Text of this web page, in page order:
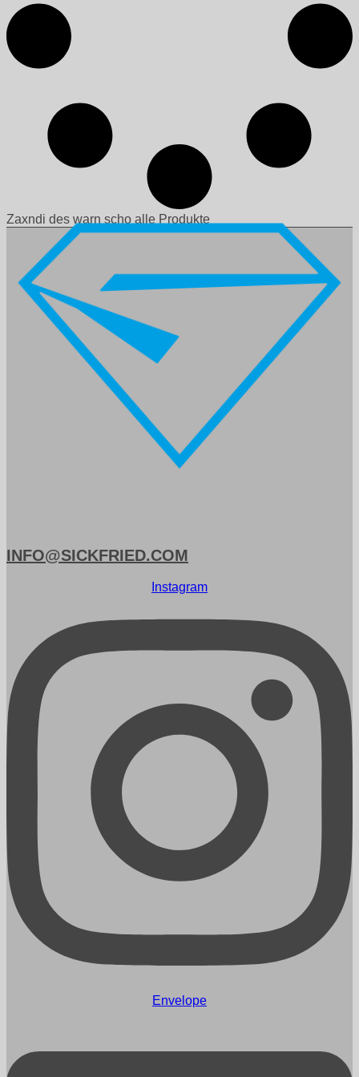
Zaxndi des warn scho alle Produkte
INFO@SICKFRIED.COM
Instagram
Envelope